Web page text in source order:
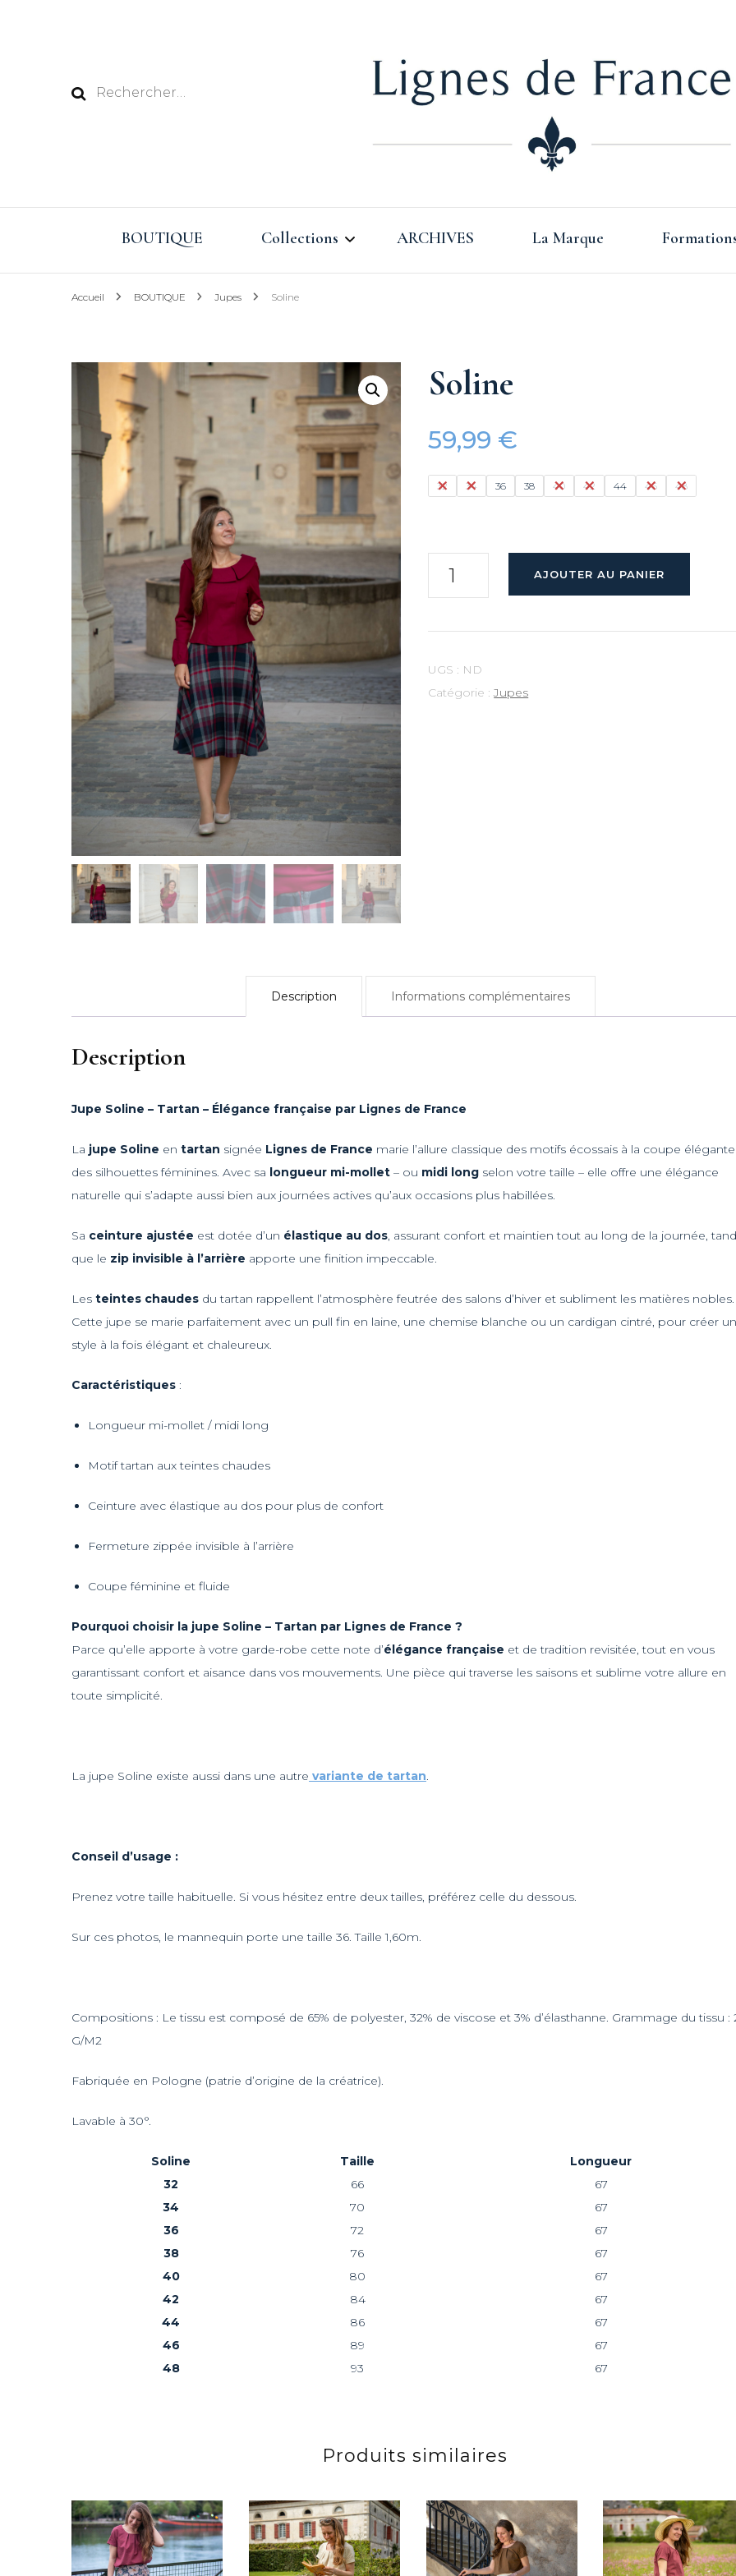
Rechercher :
BOUTIQUE Collections
Un verre en terrasse – 2026
La Dolce Vita : Madd’in
Rome – 2026
Célébrations hivernales –
2025
Automne/Hiver 2025
Direction le Sud – 2025
2025
Collection Célébrations
Reflets d’Automne – 2024
Un Eté au Château – 2024
L’Eveil du Printemps – 2024
L’Appel de l’Automne –
2023
Douceur Printanière – 2023
Célébrations – 2022
ARCHIVES La Marque
Accueil BOUTIQUE Jupes Soline
Soline
59,99 €
32 34 36 38 40 42 44 46 48
AJOUTER AU PANIER
UGS : ND
Catégorie :Jupes
Description Informations complémentaires
Description
Jupe Soline – Tartan – Élégance française par Lignes de France
La jupe Soline en tartan signée Lignes de France marie l’allure classique des motifs écossais à la coupe élégante
des silhouettes féminines. Avec sa longueur mi-mollet – ou midi long selon votre taille – elle offre une élégance
naturelle qui s’adapte aussi bien aux journées actives qu’aux occasions plus habillées.
Sa ceinture ajustée est dotée d’un élastique au dos, assurant confort et maintien tout au long de la journée,
que le zip invisible à l’arrière apporte une finition impeccable.
Les teintes chaudes du tartan rappellent l’atmosphère feutrée des salons d’hiver et subliment les matières nobles.
Cette jupe se marie parfaitement avec un pull fin en laine, une chemise blanche ou un cardigan cintré, pour créer un
style à la fois élégant et chaleureux.
Caractéristiques :
Longueur mi-mollet / midi long
Motif tartan aux teintes chaudes
Ceinture avec élastique au dos pour plus de confort
Fermeture zippée invisible à l’arrière
Coupe féminine et fluide
Pourquoi choisir la jupe Soline – Tartan par Lignes de France ?
Parce qu’elle apporte à votre garde-robe cette note d’élégance française et de tradition revisitée, tout en vous
garantissant confort et aisance dans vos mouvements. Une pièce qui traverse les saisons et sublime votre allure en
toute simplicité.
La jupe Soline existe aussi dans une autre variante de tartan.
Conseil d’usage :
Prenez votre taille habituelle. Si vous hésitez entre deux tailles, préférez celle du dessous.
Sur ces photos, le mannequin porte une taille 36. Taille 1,60m.
Compositions : Le tissu est composé de 65% de polyester, 32% de viscose et 3% d’élasthanne. Grammage du tissu :
G/M2
Fabriquée en Pologne (patrie d’origine de la créatrice).
Lavable à 30°.
Soline Taille
Longueur
32
66
67
34
70
67
36
72
67
38
76
67
40
80
67
42
84
67
44
86
67
46
89
67
48
93 67
Produits similaires